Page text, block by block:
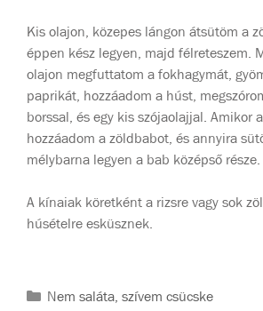
Kis olajon, közepes lángon átsütöm a
éppen kész legyen, majd félreteszem.
olajon megfuttatom a fokhagymát,
paprikát, hozzáadom a húst,
borssal, és egy kis szójaolajjal. Amikor
hozzáadom a zöldbabot, és annyira
mélybarna legyen a bab középső része.
A kínaiak köretként a rizsre vagy sok
húsételre esküsznek.
Nem saláta, szívem csücske